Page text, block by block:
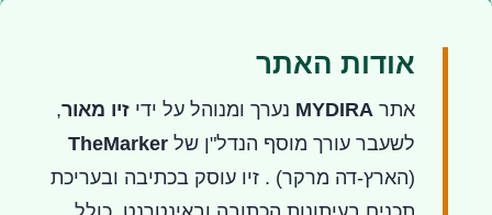
אודות האתר
אתר MYDIRA נערך ומנוהל על ידי זיו מאור,
לשעבר עורך מוסף הנדל"ן של TheMarker
(הארץ-דה מרקר) . זיו עוסק בכתיבה ובעריכת